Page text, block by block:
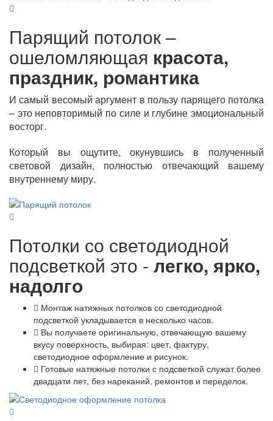
Парящий потолок –
ошеломляющая красота,
праздник, романтика
И самый весомый аргумент в пользу парящего потолка
– это неповторимый по силе и глубине эмоциональный
восторг.
Который вы ощутите, окунувшись в полученный
световой дизайн, полностью отвечающий вашему
внутреннему миру.
Потолки со светодиодной
подсветкой это - легко, ярко,
надолго
Монтаж натяжных потолков со светодиодной
подсветкой укладывается в несколько часов.
Вы получаете оригинальную, отвечающую вашему
вкусу поверхность, выбирая: цвет, фактуру,
светодиодное оформление и рисунок.
Готовые натяжные потолки с подсветкой служат более
двадцати лет, без нареканий, ремонтов и переделок.